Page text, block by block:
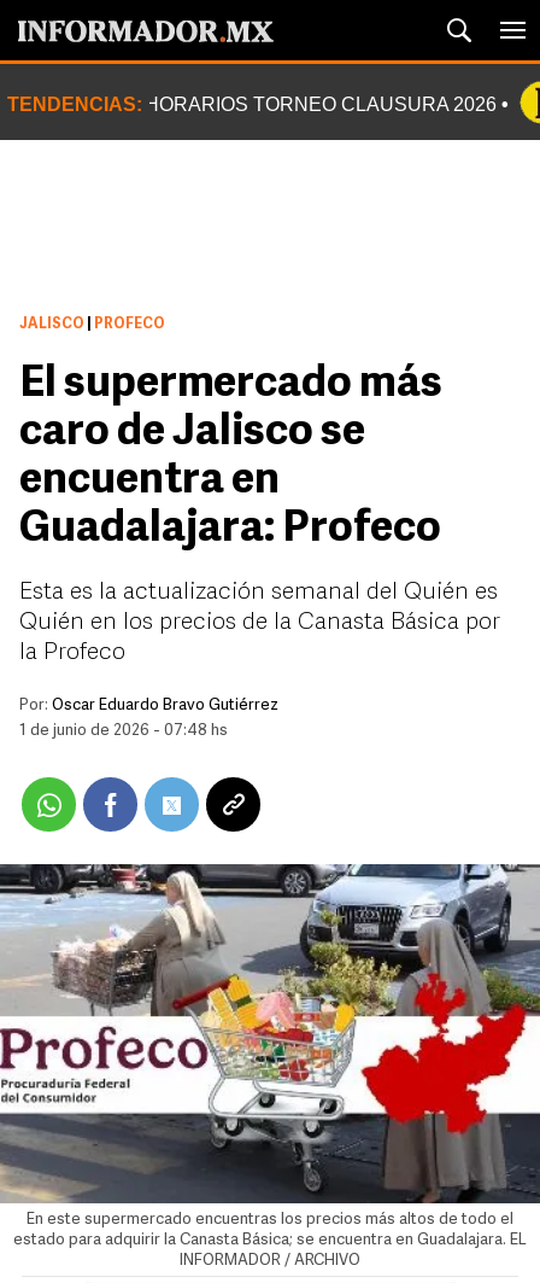
TENDENCIAS: HORARIOS TORNEO CLAUSURA 2026
JALISCO PROFECO
El supermercado más
caro de Jalisco se
encuentra en
Guadalajara: Profeco
Esta es la actualización semanal del Quién es
Quién en los precios de la Canasta Básica por
la Profeco
Por: Oscar Eduardo Bravo Gutiérrez
1 de junio de 2026 - 07:48 hs
En este supermercado encuentras los precios más altos de todo el
estado para adquirir la Canasta Básica; se encuentra en Guadalajara. EL
INFORMADOR / ARCHIVO